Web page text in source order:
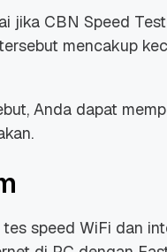
jika CBN Speed
mencakup
Anda dapat
tes speed WiFi dan